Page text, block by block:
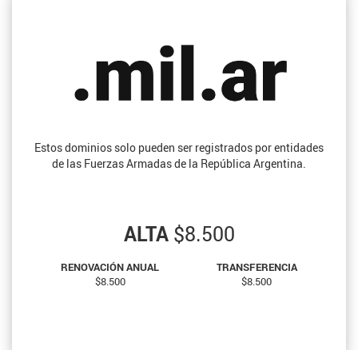
Estos dominios solo pueden ser registrados por entidades
de las Fuerzas Armadas de la República Argentina.
ALTA$8.500
RENOVACIÓN ANUAL
$8.500
TRANSFERENCIA
$8.500